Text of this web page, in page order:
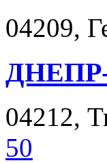
04209,
04212,
50